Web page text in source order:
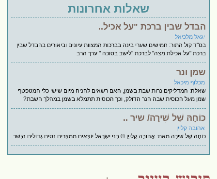
שאלות אחרונות
הבדל שבין ברכת "על אכיל..
יגאל מלכיאל
בס"ד קול התור: חמישים שערי בינה בברכות המצוות עיונים וביאורים בהבדל שבין
ברכת "על אכילת מצה" לברכת "לישב בסוכה " ערך הרב
שמן ונר
מכלוף מיכאל
שאלה: המדליקים נרות שבת בשמן, האם רשאים להניח מיום שישי כלי המטפטף
שמן מעל הכוסית שבה הנר הדולק, וכך הכוסית תתמלא בשמן במהלך השבת?
כּוֹחָהּ שֶׁל שִׁירָה/ שיר ..
אהובה קליין
כּוֹחָהּ שֶׁל שִׁירָה מֵאֵת: אֲהוּבָה קְלַייְן © בְּנֵי יִשְׂרָאֵל יוֹצְאִים מִמִּצְרַיִם נִסִּים גְּדוֹלִים הַיְשַׁר